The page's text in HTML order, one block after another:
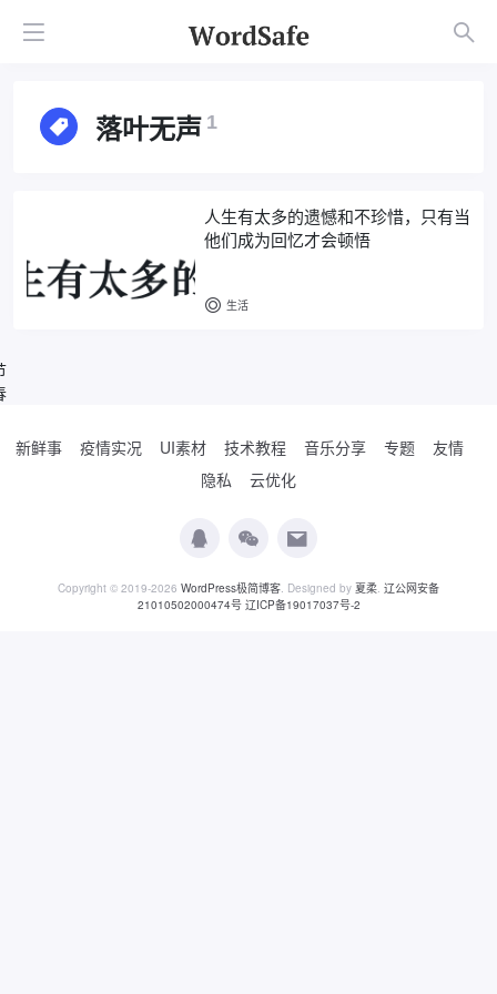
落叶无声 1
人生有太多的遗憾和不珍惜，只有当
他们成为回忆才会顿悟
生活
新鲜事 疫情实况 UI素材 技术教程 音乐分享 专题
友情
隐私
云优化
Copyright © 2019-2026 WordPress极简博客. Designed by 夏柔. 辽公网安备
21010502000474号 辽ICP备19017037号-2